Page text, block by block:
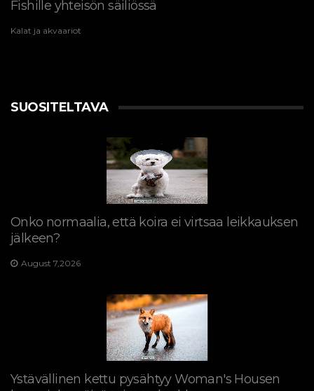
Fishille yhteisön säiliössä
Kalat ja akvaariot
SUOSITELTAVA
Onko normaalia, että koira ei virtsaa leikkauksen
jälkeen?
August 7,2026
Ystävällinen kettu pysähtyy Woman's Housen